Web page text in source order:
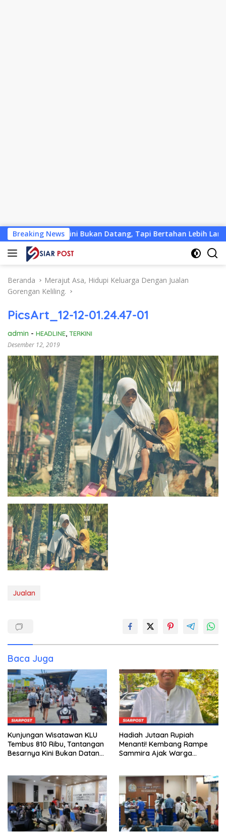
Langsung
ke
konten
Breaking News
Kini Bukan Datang, Tapi Bertahan Lebih Lama
Beranda
Merajut Asa, Hidupi Keluarga Dengan Jualan
Gorengan Keliling.
PicsArt_12-12-01.24.47-01
admin - HEADLINE, TERKINI
Desember 12, 2019
Jualan
Baca Juga
Kunjungan Wisatawan KLU
Tembus 810 Ribu, Tantangan
Besarnya Kini Bukan Datang,
Hadiah Jutaan Rupiah
Menanti! Kembang Rampe
Sammira Ajak Warga